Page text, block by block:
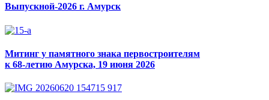
Выпускной-2026 г. Амурск
Митинг у памятного знака первостроителям
к 68-летию Амурска, 19 июня 2026